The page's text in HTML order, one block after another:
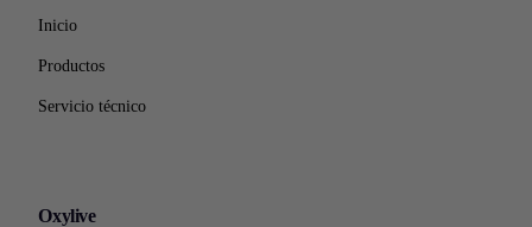
Inicio
Productos
Servicio técnico
Oxylive